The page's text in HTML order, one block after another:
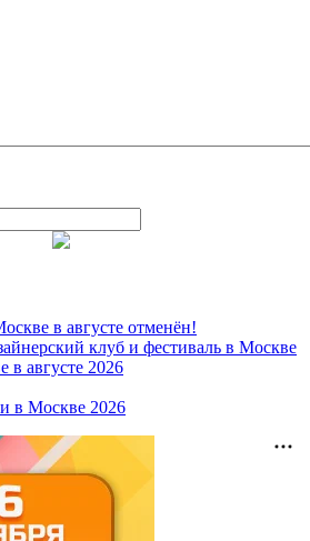
в августе отменён!
клуб и фестиваль в Москве
в августе 2026
в Москве 2026